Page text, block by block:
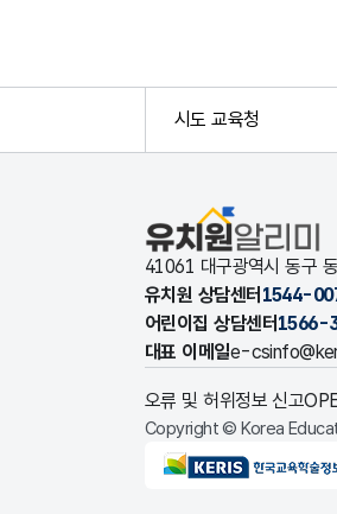
시도 교육청
유치원알리미
41061 대구광역시 동구
유치원 상담센터 1544-
어린이집 상담센터 1566-
대표 이메일e-
오류 및 허위정보 신고
Copyright © Korea
KERIS한국교육학술정